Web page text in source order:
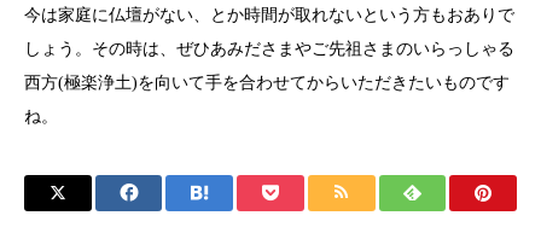
今は家庭に仏壇がない、とか時間が取れないという方もおありで
しょう。その時は、ぜひあみださまやご先祖さまのいらっしゃる
西方(極楽浄土)を向いて手を合わせてからいただきたいものです
ね。